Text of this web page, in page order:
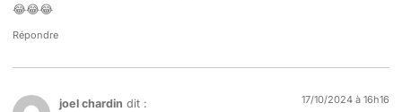
😂😂😂
Répondre
joel chardin dit : 17/10/2024 à 16h16